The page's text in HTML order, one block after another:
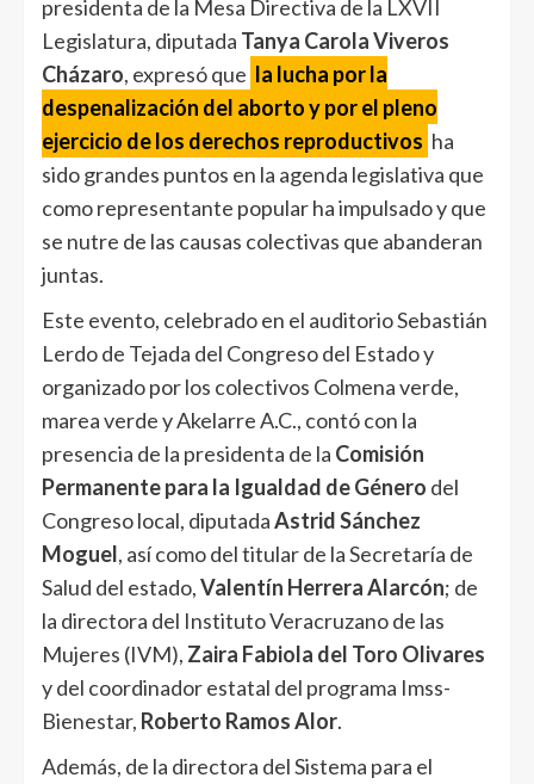
presidenta de la Mesa Directiva de la LXVII
Legislatura, diputada Tanya Carola Viveros
Cházaro, expresó que la lucha por la
despenalización del aborto y por el pleno
ejercicio de los derechos reproductivos ha
sido grandes puntos en la agenda legislativa que
como representante popular ha impulsado y que
se nutre de las causas colectivas que abanderan
juntas.
Este evento, celebrado en el auditorio Sebastián
Lerdo de Tejada del Congreso del Estado y
organizado por los colectivos Colmena verde,
marea verde y Akelarre A.C., contó con la
presencia de la presidenta de la Comisión
Permanente para la Igualdad de Género del
Congreso local, diputadaAstrid Sánchez
Moguel, así como del titular de la Secretaría de
Salud del estado,Valentín Herrera Alarcón; de
la directora del Instituto Veracruzano de las
Mujeres (IVM), Zaira Fabiola del Toro Olivares
y del coordinador estatal del programa Imss-
Bienestar, Roberto Ramos Alor.
Además, de la directora del Sistema para el